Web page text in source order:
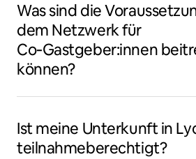
Was sind die
dem Netzwerk für
Co‑Gastgeber:innen
können?
Ist meine Unterkunft in
teilnahmeberechtigt?